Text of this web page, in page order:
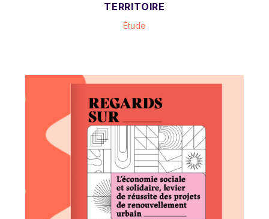
TERRITOIRE
Étude